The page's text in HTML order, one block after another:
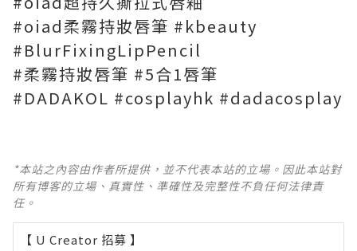
#oiad柔霧持妝唇筆 #kbeauty
#BlurFixingLipPencil
#柔霧持妝唇筆 #5合1唇筆
#DADAKOL #cosplayhk #dadacosplay
*本站之內容由作者所提供，並不代表本站的立場。因此本站對
所有博客的立場、真實性、準確性及完整性不負任何法律責
任。
【 U Creator 招募 】